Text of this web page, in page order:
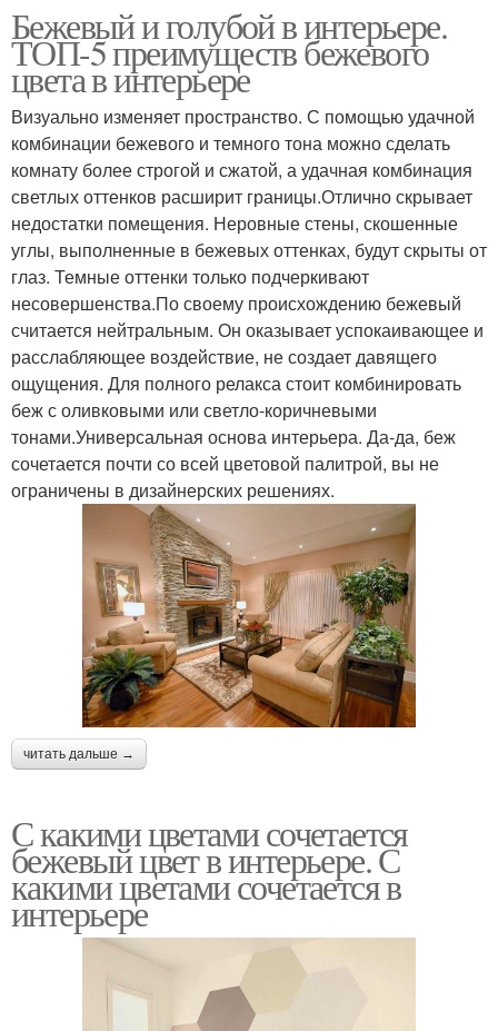
Бежевый и голубой в интерьере.
ТОП-5 преимуществ бежевого
цвета в интерьере
Визуально изменяет пространство. С помощью удачной
комбинации бежевого и темного тона можно сделать
комнату более строгой и сжатой, а удачная комбинация
светлых оттенков расширит границы.Отлично скрывает
недостатки помещения. Неровные стены, скошенные
углы, выполненные в бежевых оттенках, будут скрыты от
глаз. Темные оттенки только подчеркивают
несовершенства.По своему происхождению бежевый
считается нейтральным. Он оказывает успокаивающее и
расслабляющее воздействие, не создает давящего
ощущения. Для полного релакса стоит комбинировать
беж с оливковыми или светло-коричневыми
тонами.Универсальная основа интерьера. Да-да, беж
сочетается почти со всей цветовой палитрой, вы не
ограничены в дизайнерских решениях.
читать дальше →
С какими цветами сочетается
бежевый цвет в интерьере. С
какими цветами сочетается в
интерьере